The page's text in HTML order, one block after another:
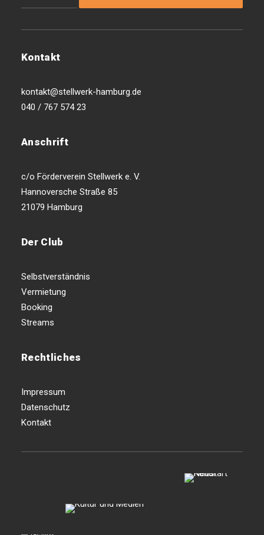
Kontakt
kontakt@stellwerk-hamburg.de
040 / 767 574 23
Anschrift
c/o Förderverein Stellwerk e. V.
Hannoversche Straße 85
21079 Hamburg
Der Club
Selbstverständnis
Vermietung
Booking
Streams
Rechtliches
Impressum
Datenschutz
Kontakt